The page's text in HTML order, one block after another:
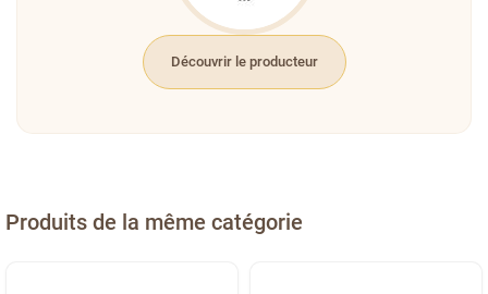
Découvrir le producteur
Produits de la même catégorie